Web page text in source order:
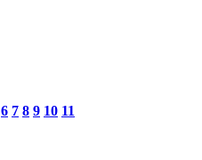
6 7 8 9 10 11